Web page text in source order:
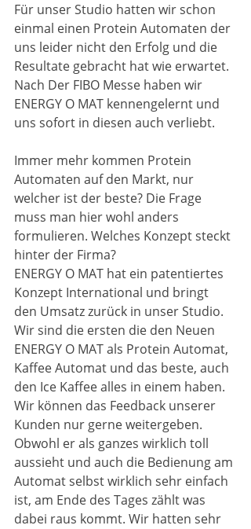
Für unser Studio hatten wir schon
einmal einen Protein Automaten der
uns leider nicht den Erfolg und die
Resultate gebracht hat wie erwartet.
Nach Der FIBO Messe haben wir
ENERGY O MAT kennengelernt und
uns sofort in diesen auch verliebt.
Immer mehr kommen Protein
Automaten auf den Markt, nur
welcher ist der beste? Die Frage
muss man hier wohl anders
formulieren. Welches Konzept steckt
hinter der Firma?
ENERGY O MAT hat ein patentiertes
Konzept International und bringt
den Umsatz zurück in unser Studio.
Wir sind die ersten die den Neuen
ENERGY O MAT als Protein Automat,
Kaffee Automat und das beste, auch
den Ice Kaffee alles in einem haben.
Wir können das Feedback unserer
Kunden nur gerne weitergeben.
Obwohl er als ganzes wirklich toll
aussieht und auch die Bedienung am
Automat selbst wirklich sehr einfach
ist, am Ende des Tages zählt was
dabei raus kommt. Wir hatten sehr